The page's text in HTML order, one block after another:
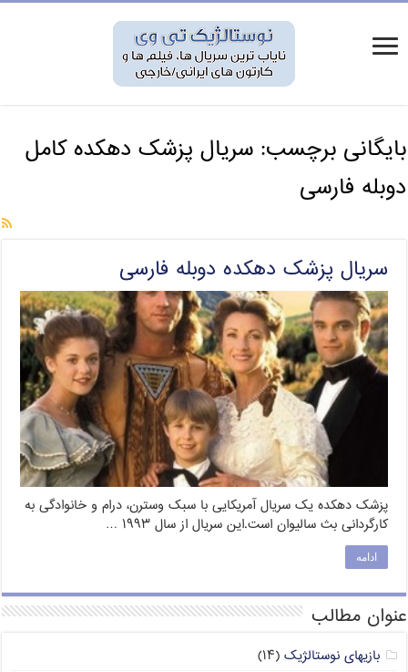
بایگانی برچسب:سریال پزشک دهکده کامل
دوبله فارسی
سریال پزشک دهکده دوبله فارسی
پزشک دهکده یک سریال آمریکایی با سبک وسترن، درام و خانوادگی به
کارگردانی بث سالیوان است.این سریال از سال ۱۹۹۳ …
ادامه
عنوان مطالب
بازیهای نوستالژیک (۱۴)